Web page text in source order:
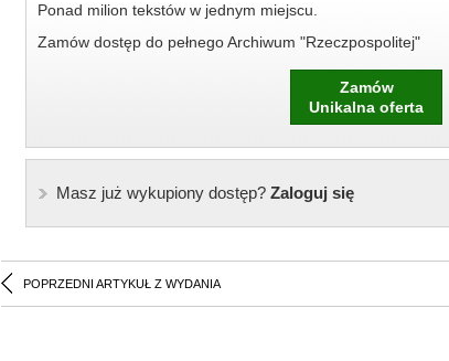
Ponad milion tekstów w jednym miejscu.
Zamów dostęp do pełnego Archiwum "Rzeczpospolitej"
Zamów
Unikalna oferta
Masz już wykupiony dostęp?Zaloguj się
POPRZEDNI ARTYKUŁ Z WYDANIA